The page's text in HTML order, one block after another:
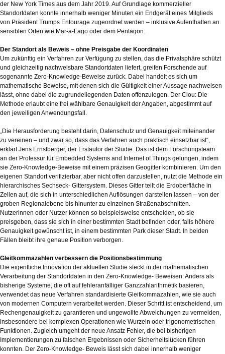
der New York Times aus dem Jahr 2019. Auf Grundlage kommerzieller
Standortdaten konnte innerhalb weniger Minuten ein Endgerät eines Mitglieds
von Präsident Trumps Entourage zugeordnet werden – inklusive Aufenthalten an
sensiblen Orten wie Mar-a-Lago oder dem Pentagon.
Der Standort als Beweis – ohne Preisgabe der Koordinaten
Um zukünftig ein Verfahren zur Verfügung zu stellen, das die Privatsphäre schützt
und gleichzeitig nachweisbare Standortdaten liefert, greifen Forschende auf
sogenannte Zero-Knowledge-Beweise zurück. Dabei handelt es sich um
mathematische Beweise, mit denen sich die Gültigkeit einer Aussage nachweisen
lässt, ohne dabei die zugrundeliegenden Daten offenzulegen. Der Clou: Die
Methode erlaubt eine frei wählbare Genauigkeit der Angaben, abgestimmt auf
den jeweiligen Anwendungsfall.
„Die Herausforderung besteht darin, Datenschutz und Genauigkeit miteinander
zu vereinen – und zwar so, dass das Verfahren auch praktisch einsetzbar ist“,
erklärt Jens Ernstberger, der Erstautor der Studie. Das ist dem Forschungsteam
an der Professur für Embedded Systems and Internet of Things gelungen, indem
sie Zero-Knowledge-Beweise mit einem präzisen Geogitter kombinieren. Um den
eigenen Standort verifizierbar, aber nicht offen darzustellen, nutzt die Methode ein
hierarchisches Sechseck- Gittersystem. Dieses Gitter teilt die Erdoberfläche in
Zellen auf, die sich in unterschiedlichen Auflösungen darstellen lassen – von der
groben Regionalebene bis hinunter zu einzelnen Straßenabschnitten.
Nutzerinnen oder Nutzer können so beispielsweise entscheiden, ob sie
preisgeben, dass sie sich in einer bestimmten Stadt befinden oder, falls höhere
Genauigkeit gewünscht ist, in einem bestimmten Park dieser Stadt. In beiden
Fällen bleibt ihre genaue Position verborgen.
Gleitkommazahlen verbessern die Positionsbestimmung
Die eigentliche Innovation der aktuellen Studie steckt in der mathematischen
Verarbeitung der Standortdaten in den Zero-Knowledge- Beweisen: Anders als
bisherige Systeme, die oft auf fehleranfälliger Ganzzahlarithmetik basieren,
verwendet das neue Verfahren standardisierte Gleitkommazahlen, wie sie auch
von modernen Computern verarbeitet werden. Dieser Schritt ist entscheidend, um
Rechengenauigkeit zu garantieren und ungewollte Abweichungen zu vermeiden,
insbesondere bei komplexen Operationen wie Wurzeln oder trigonometrischen
Funktionen. Zugleich umgeht der neue Ansatz Fehler, die bei bisherigen
Implementierungen zu falschen Ergebnissen oder Sicherheitslücken führen
konnten. Der Zero-Knowledge- Beweis lässt sich dabei innerhalb weniger